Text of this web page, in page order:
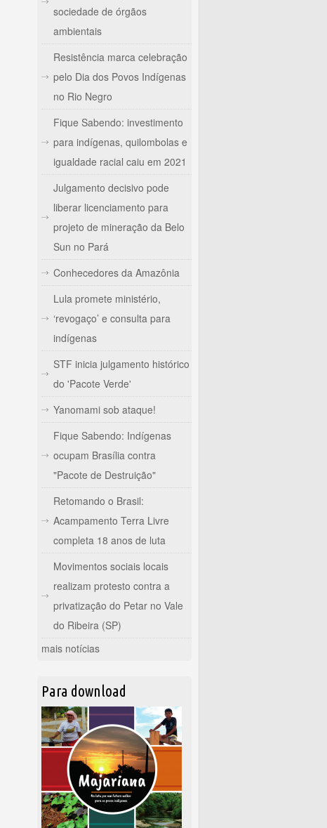
sociedade de órgãos
ambientais
Resistência marca celebração
pelo Dia dos Povos Indígenas
no Rio Negro
Fique Sabendo: investimento
para indígenas, quilombolas e
igualdade racial caiu em 2021
Julgamento decisivo pode
liberar licenciamento para
projeto de mineração da Belo
Sun no Pará
Conhecedores da Amazônia
Lula promete ministério,
‘revogaço’ e consulta para
indígenas
STF inicia julgamento histórico
do 'Pacote Verde'
Yanomami sob ataque!
Fique Sabendo: Indígenas
ocupam Brasília contra
"Pacote de Destruição"
Retomando o Brasil:
Acampamento Terra Livre
completa 18 anos de luta
Movimentos sociais locais
realizam protesto contra a
privatização do Petar no Vale
do Ribeira (SP)
mais notícias
Para download